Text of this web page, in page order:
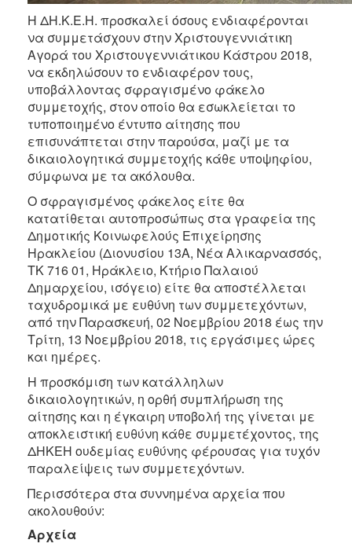
Η ΔΗ.Κ.Ε.Η. προσκαλεί όσους ενδιαφέρονται
να συμμετάσχουν στην Χριστουγεννιάτικη
Αγορά του Χριστουγεννιάτικου Κάστρου 2018,
να εκδηλώσουν το ενδιαφέρον τους,
υποβάλλοντας σφραγισμένο φάκελο
συμμετοχής, στον οποίο θα εσωκλείεται το
τυποποιημένο έντυπο αίτησης που
επισυνάπτεται στην παρούσα, μαζί με τα
δικαιολογητικά συμμετοχής κάθε υποψηφίου,
σύμφωνα με τα ακόλουθα.
Ο σφραγισμένος φάκελος είτε θα
κατατίθεται αυτοπροσώπως στα γραφεία της
Δημοτικής Κοινωφελούς Επιχείρησης
Ηρακλείου (Διονυσίου 13Α, Νέα Αλικαρνασσός,
ΤΚ 716 01, Ηράκλειο, Κτήριο Παλαιού
Δημαρχείου, ισόγειο) είτε θα αποστέλλεται
ταχυδρομικά με ευθύνη των συμμετεχόντων,
από την Παρασκευή, 02 Νοεμβρίου 2018 έως την
Τρίτη, 13 Νοεμβρίου 2018, τις εργάσιμες ώρες
και ημέρες.
Η προσκόμιση των κατάλληλων
δικαιολογητικών, η ορθή συμπλήρωση της
αίτησης και η έγκαιρη υποβολή της γίνεται με
αποκλειστική ευθύνη κάθε συμμετέχοντος, της
ΔΗΚΕΗ ουδεμίας ευθύνης φέρουσας για τυχόν
παραλείψεις των συμμετεχόντων.
Περισσότερα στα συννημένα αρχεία που
ακολουθούν:
Αρχεία